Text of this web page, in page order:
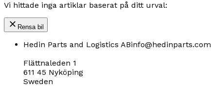
Vi hittade inga artiklar baserat på ditt urval:
Rensa bil
Hedin Parts and Logistics ABinfo@hedinparts.com
Flättnaleden 1
611 45 Nyköping
Sweden